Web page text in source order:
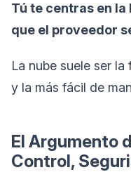
Tú te centras en
que el proveedor
La nube suele ser
y la más fácil de
El Argumento
Control,